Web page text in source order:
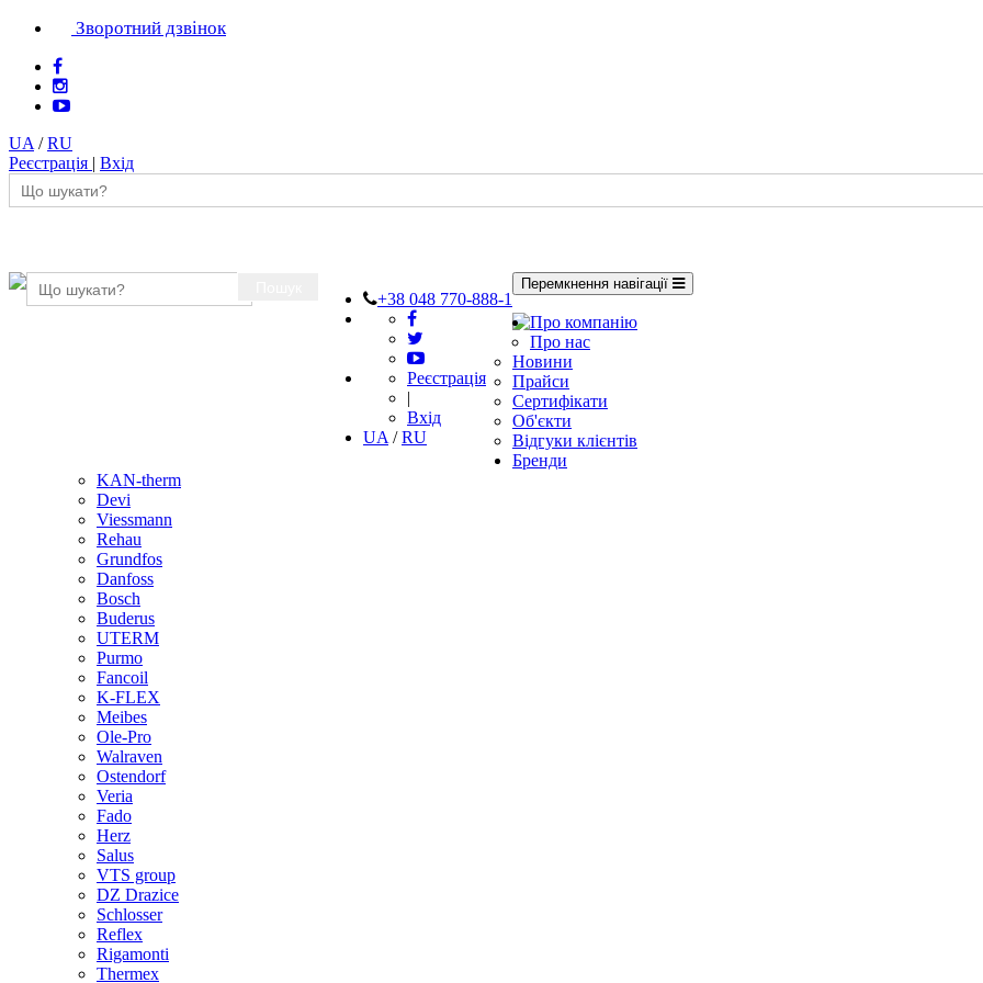
Зворотний дзвінок
UA /RU
Реєстрація | Вхід
+38 048 770-888-1
Реєстрація
|
Вхід
UA /RU
Перемкнення навігації
Про компанію
Про нас
Новини
Прайси
Сертифікати
Об'єкти
Відгуки клієнтів
Бренди
KAN-therm
Devi
Viessmann
Rehau
Grundfos
Danfoss
Bosch
Buderus
UTERM
Purmo
Fancoil
K-FLEX
Meibes
Ole-Pro
Walraven
Ostendorf
Veria
Fado
Herz
Salus
VTS group
DZ Drazice
Schlosser
Reflex
Rigamonti
Thermex